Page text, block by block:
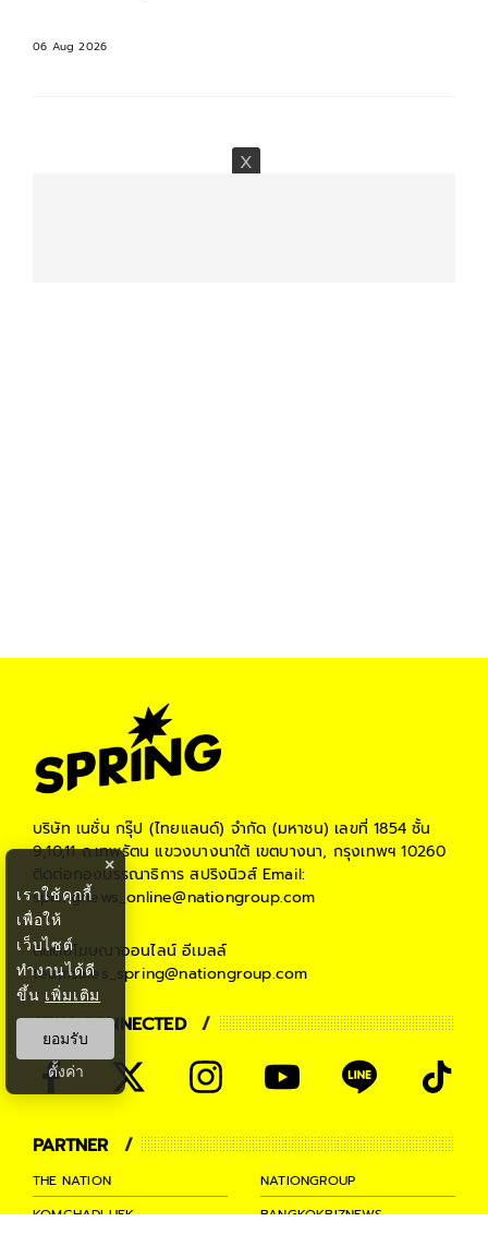
06 Aug 2026
บริษัท เนชั่น กรุ๊ป (ไทยแลนด์) จำกัด (มหาชน) เลขที่ 1854 ชั้น
9,10,11 ถ.เทพรัตน แขวงบางนาใต้ เขตบางนา, กรุงเทพฯ 10260
ติดต่อกองบรรณาธิการ สปริงนิวส์Email:
springnews_online@nationgroup.com
ติดต่อโฆษณาออนไลน์ อีเมลล์
teamsales_spring@nationgroup.com
STAY CONNECTED
PARTNER
THE NATION
NATIONGROUP
KOMCHADLUEK
BANGKOKBIZNEWS
×
เราใช้คุกกี้
เพื่อให้
เว็บไซต์
ทำงานได้ดี
ขึ้น เพิ่มเติม
ยอมรับ
ตั้งค่า